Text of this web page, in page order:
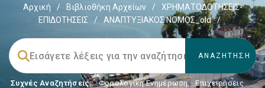
Αρχική / Βιβλιοθήκη Αρχείων /
ΧΡΗΜΑΤΟΔΟΤΗΣΕΙΣ-
ΕΠΙΔΟΤΗΣΕΙΣ
/ ΑΝΑΠΤΥΞΙΑΚΟΣ ΝΟΜΟΣ_old /
Συχνές Αναζητήσεις: Φορολογικη Ενημέρωση, Επιχειρήσεις